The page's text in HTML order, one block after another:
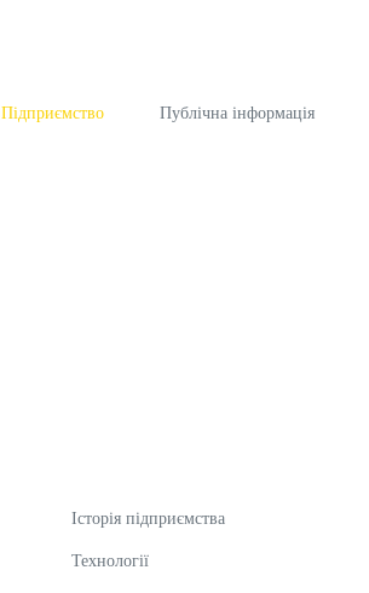
Підприємство Публічна інформація
Iсторiя підприємства
Технологiї